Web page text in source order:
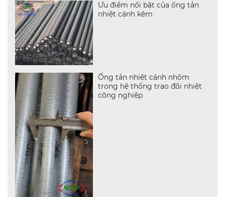
Ưu điểm nổi bật của ống tản
nhiệt cánh kẽm
Ống tản nhiệt cánh nhôm
trong hệ thống trao đổi nhiệt
công nghiệp